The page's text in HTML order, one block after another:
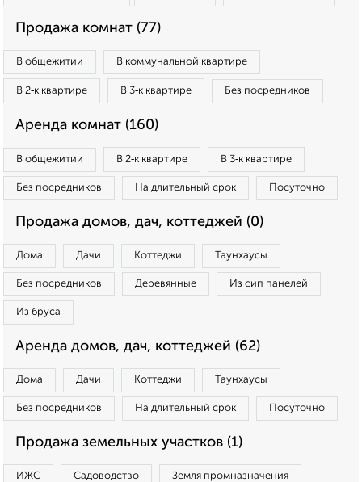
Продажа комнат (77)
В общежитии В коммунальной квартире
В 2‑к квартире В 3‑к квартире Без посредников
Аренда комнат (160)
В общежитии В 2‑к квартире В 3‑к квартире
Без посредников На длительный срок Посуточно
Продажа домов, дач, коттеджей (0)
Дома Дачи Коттеджи Таунхаусы
Без посредников Деревянные Из сип панелей
Из бруса
Аренда домов, дач, коттеджей (62)
Дома Дачи Коттеджи Таунхаусы
Без посредников На длительный срок Посуточно
Продажа земельных участков (1)
ИЖС Садоводство Земля промназначения